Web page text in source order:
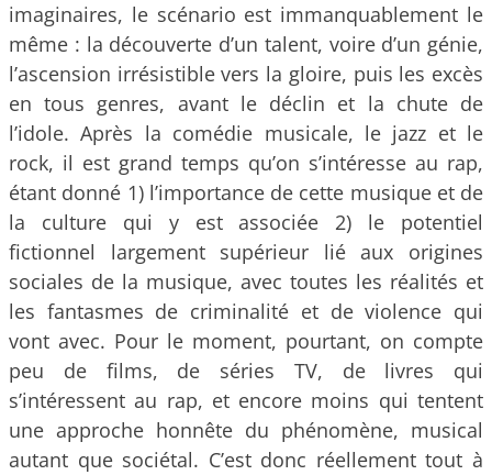
imaginaires, le scénario est immanquablement le
même : la découverte d’un talent, voire d’un génie,
l’ascension irrésistible vers la gloire, puis les excès
en tous genres, avant le déclin et la chute de
l’idole. Après la comédie musicale, le jazz et le
rock, il est grand temps qu’on s’intéresse au rap,
étant donné 1) l’importance de cette musique et de
la culture qui y est associée 2) le potentiel
fictionnel largement supérieur lié aux origines
sociales de la musique, avec toutes les réalités et
les fantasmes de criminalité et de violence qui
vont avec. Pour le moment, pourtant, on compte
peu de films, de séries TV, de livres qui
s’intéressent au rap, et encore moins qui tentent
une approche honnête du phénomène, musical
autant que sociétal. C’est donc réellement tout à